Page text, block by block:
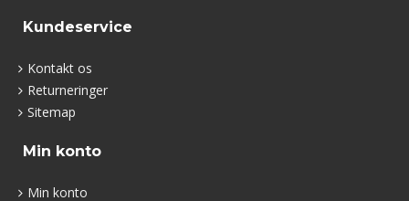
Kundeservice
Kontakt os
Returneringer
Sitemap
Min konto
Min konto